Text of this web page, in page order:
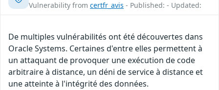
Vulnerability from certfr_avis - Published: - Updated:
De multiples vulnérabilités ont été découvertes dans
Oracle Systems. Certaines d'entre elles permettent à
un attaquant de provoquer une exécution de code
arbitraire à distance, un déni de service à distance et
une atteinte à l'intégrité des données.